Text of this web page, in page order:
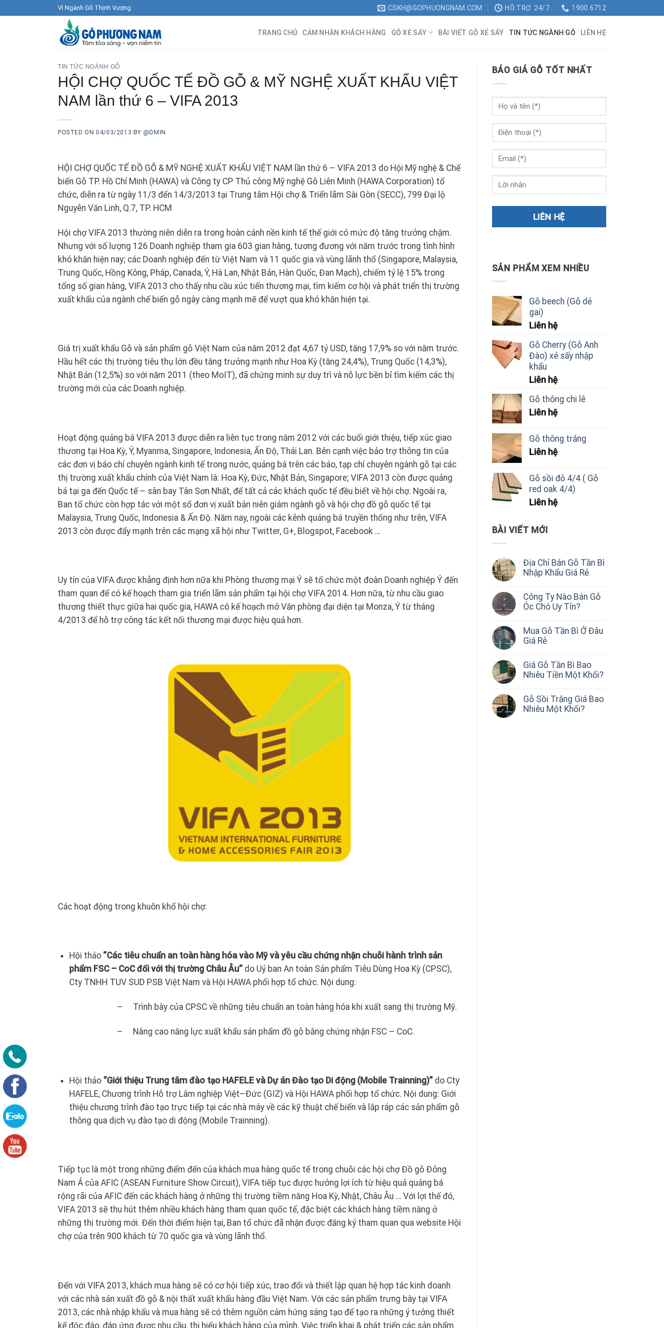
Vì Ngành Gỗ Thịnh Vượng CSKH@GOPHUONGNAM.COM HỖ TRỢ: 24/7 1900 6712
TRANG CHỦ CẢM NHẬN KHÁCH HÀNG GỖ XẺ SẤY BÀI VIẾT GỖ XẺ SẤY TIN TỨC NGÀNH GỖ LIÊN HỆ
TIN TỨC NGÀNH GỖ
HỘI CHỢ QUỐC TẾ ĐỒ GỖ & MỸ NGHỆ XUẤT KHẨU VIỆT
NAM lần thứ 6 – VIFA 2013
POSTED ON04/03/2013 BY @DMIN
HỘI CHỢ QUỐC TẾ ĐỒ GỖ & MỸ NGHỆ XUẤT KHẨU VIỆT NAM lần thứ 6 – VIFA 2013 do Hội Mỹ nghệ & Chế
biến Gỗ TP. Hồ Chí Minh (HAWA) và Công ty CP Thủ công Mỹ nghệ Gỗ Liên Minh (HAWA Corporation) tổ
chức, diễn ra từ ngày 11/3 đến 14/3/2013 tại Trung tâm Hội chợ & Triển lãm Sài Gòn (SECC), 799 Đại lộ
Nguyễn Văn Linh, Q.7, TP. HCM
Hội chợ VIFA 2013 thường niên diễn ra trong hoàn cảnh nền kinh tế thế giới có mức độ tăng trưởng chậm.
Nhưng với số lượng 126 Doanh nghiệp tham gia 603 gian hàng, tương đương với năm trước trong tình hình
khó khăn hiện nay; các Doanh nghiệp đến từ Việt Nam và 11 quốc gia và vùng lãnh thổ (Singapore, Malaysia,
Trung Quốc, Hồng Kông, Pháp, Canada, Ý, Hà Lan, Nhật Bản, Hàn Quốc, Đan Mạch), chiếm tỷ lệ 15% trong
tổng số gian hàng, VIFA 2013 cho thấy nhu cầu xúc tiến thương mại, tìm kiếm cơ hội và phát triển thị trường
xuất khẩu của ngành chế biến gỗ ngày càng mạnh mẽ để vượt qua khó khăn hiện tại.
Giá trị xuất khẩu Gỗ và sản phẩm gỗ Việt Nam của năm 2012 đạt 4,67 tỷ USD, tăng 17,9% so với năm trước.
Hầu hết các thị trường tiêu thụ lớn đều tăng trưởng mạnh như Hoa Kỳ (tăng 24,4%), Trung Quốc (14,3%),
Nhật Bản (12,5%) so với năm 2011 (theo MoIT), đã chứng minh sự duy trì và nỗ lực bền bỉ tìm kiếm các thị
trường mới của các Doanh nghiệp.
Hoạt động quảng bá VIFA 2013 được diễn ra liên tục trong năm 2012 với các buổi giới thiệu, tiếp xúc giao
thương tại Hoa Kỳ, Ý, Myanma, Singapore, Indonesia, Ấn Độ, Thái Lan. Bên cạnh việc bảo trợ thông tin của
các đơn vị báo chí chuyên ngành kinh tế trong nước, quảng bá trên các báo, tạp chí chuyên ngành gỗ tại các
thị trường xuất khẩu chính của Việt Nam là: Hoa Kỳ, Đức, Nhật Bản, Singapore; VIFA 2013 còn được quảng
bá tại ga đến Quốc tế – sân bay Tân Sơn Nhất, để tất cả các khách quốc tế đều biết về hội chợ. Ngoài ra,
Ban tổ chức còn hợp tác với một số đơn vị xuất bản niên giám ngành gỗ và hội chợ đồ gỗ quốc tế tại
Malaysia, Trung Quốc, Indonesia & Ấn Độ. Năm nay, ngoài các kênh quảng bá truyền thống như trên, VIFA
2013 còn được đẩy mạnh trên các mạng xã hội như Twitter, G+, Blogspot, Facebook …
Uy tín của VIFA được khẳng định hơn nữa khi Phòng thương mại Ý sẽ tổ chức một đoàn Doanh nghiệp Ý đến
tham quan để có kế hoạch tham gia triển lãm sản phẩm tại hội chợ VIFA 2014. Hơn nữa, từ nhu cầu giao
thương thiết thực giữa hai quốc gia, HAWA có kế hoạch mở Văn phòng đại diện tại Monza, Ý từ tháng
4/2013 để hỗ trợ công tác kết nối thương mại được hiệu quả hơn.
Các hoạt động trong khuôn khổ hội chợ:
Hội thảo ”Các tiêu chuẩn an toàn hàng hóa vào Mỹ và yêu cầu chứng nhận chuỗi hành trình sản
phẩm FSC – CoC đối với thị trường Châu Âu”do Uỷ ban An toàn Sản phẩm Tiêu Dùng Hoa Kỳ (CPSC),
Cty TNHH TUV SUD PSB Việt Nam và Hội HAWA phối hợp tổ chức. Nội dung:
– Trình bày của CPSC về những tiêu chuẩn an toàn hàng hóa khi xuất sang thị trường Mỹ.
– Nâng cao năng lực xuất khẩu sản phẩm đồ gỗ bằng chứng nhận FSC – CoC.
Hội thảo “Giới thiệu Trung tâm đào tạo HAFELE và Dự án Đào tạo Di động (Mobile Trainning)”do Cty
HAFELE, Chương trình Hỗ trợ Lâm nghiệp Việt–Đức (GIZ) và Hội HAWA phối hợp tổ chức. Nội dung: Giới
thiệu chương trình đào tạo trực tiếp tại các nhà máy về các kỹ thuật chế biến và lắp ráp các sản phẩm gỗ
thông qua dịch vụ đào tạo di động (Mobile Trainning).
Tiếp tục là một trong những điểm đến của khách mua hàng quốc tế trong chuỗi các hội chợ Đồ gỗ Đông
Nam Á của AFIC (ASEAN Furniture Show Circuit), VIFA tiếp tục được hưởng lợi ích từ hiệu quả quảng bá
rộng rãi của AFIC đến các khách hàng ở những thị trường tiềm năng Hoa Kỳ, Nhật, Châu Âu … Với lợi thế đó,
VIFA 2013 sẽ thu hút thêm nhiều khách hàng tham quan quốc tế, đặc biệt các khách hàng tiềm năng ở
những thị trường mới. Đến thời điểm hiện tại, Ban tổ chức đã nhận được đăng ký tham quan qua website Hội
chợ của trên 900 khách từ 70 quốc gia và vùng lãnh thổ.
Đến với VIFA 2013, khách mua hàng sẽ có cơ hội tiếp xúc, trao đổi và thiết lập quan hệ hợp tác kinh doanh
với các nhà sản xuất đồ gỗ & nội thất xuất khẩu hàng đầu Việt Nam. Với các sản phẩm trưng bày tại VIFA
2013, các nhà nhập khẩu và mua hàng sẽ có thêm nguồn cảm hứng sáng tạo để tạo ra những ý tưởng thiết
kế độc đáo, đáp ứng được nhu cầu, thị hiếu khách hàng của mình. Việc triển khai & phát triển các sản phẩm
BÁO GIÁ GỖ TỐT NHẤT
SẢN PHẨM XEM NHIỀU
Gỗ beech (Gỗ dẻ
gai)
Liên hệ
Gỗ Cherry (Gỗ Anh
Đào) xẻ sấy nhập
khẩu
Liên hệ
Gỗ thông chi lê
Liên hệ
Gỗ thông trắng
Liên hệ
Gỗ sồi đỏ 4/4 ( Gỗ
red oak 4/4)
Liên hệ
BÀI VIẾT MỚI
Địa Chỉ Bán Gỗ Tần Bì
Nhập Khẩu Giá Rẻ
Công Ty Nào Bán Gỗ
Óc Chó Uy Tín?
Mua Gỗ Tần Bì Ở Đâu
Giá Rẻ
Giá Gỗ Tần Bì Bao
Nhiêu Tiền Một Khối?
Gỗ Sồi Trắng Giá Bao
Nhiêu Một Khối?